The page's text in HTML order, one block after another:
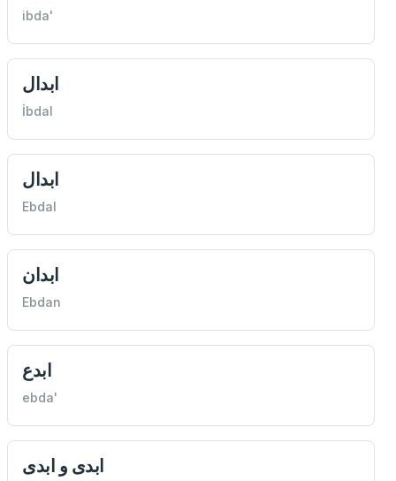
ibda'
ابدال
İbdal
ابدال
Ebdal
ابدان
Ebdan
ابدع
ebda'
ابدى و ابدى